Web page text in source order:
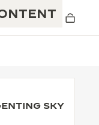
TRADIZIONE
SKY